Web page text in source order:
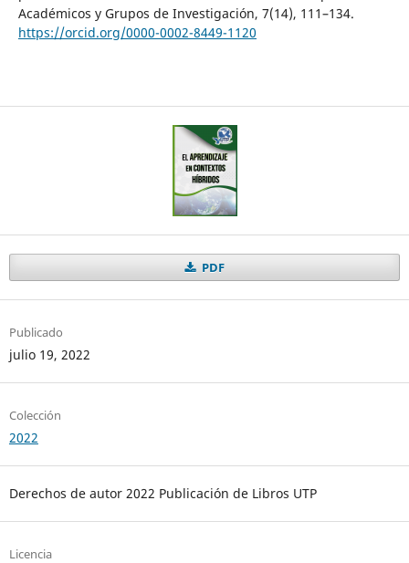
Académicos y Grupos de Investigación, 7(14), 111–134.
https://orcid.org/0000-0002-8449-1120
PDF
Publicado
julio 19, 2022
Colección
2022
Derechos de autor 2022 Publicación de Libros UTP
Licencia